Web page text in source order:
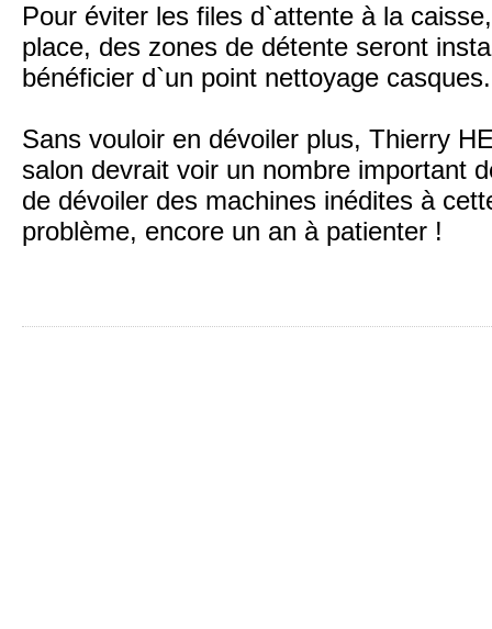
Pour éviter les files d`attente à la
place, des zones de détente seront
bénéficier d`un point nettoyage
Sans vouloir en dévoiler plus, Thierry
salon devrait voir un nombre important
de dévoiler des machines inédites à
problème, encore un an à patienter !